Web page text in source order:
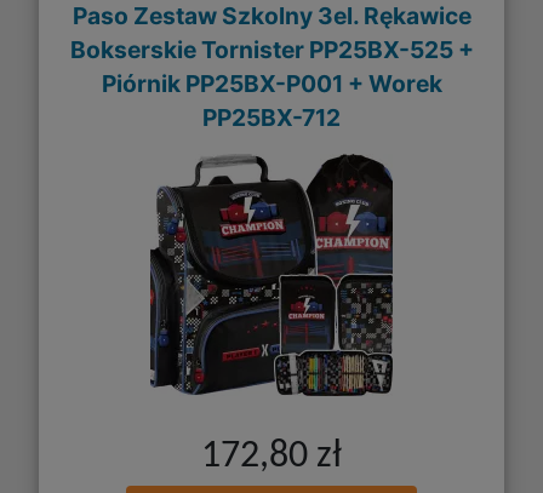
Paso Zestaw Szkolny 3el. Rękawice
Bokserskie Tornister PP25BX-525 +
Piórnik PP25BX-P001 + Worek
PP25BX-712
172,80 zł